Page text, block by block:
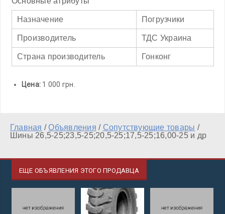
Назначение Погрузчики
Производитель ТДС Украина
Страна производитель Гонконг
Цена: 1 000 грн.
Главная /Объявления / Сопутствующие товары /
Шины 26,5-25;23,5-25;20,5-25;17,5-25;16,00-25 и др
ЕЩЕ ОБЪЯВЛЕНИЯ ЭТОГО ПРОДАВЦА